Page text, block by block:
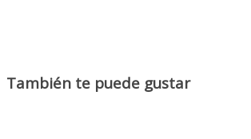
También te puede gustar